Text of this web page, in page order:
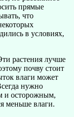
прямые
что
в условиях,
растения лучше
почву стоит
влаги может
нужно
и осторожным,
меньше влаги.